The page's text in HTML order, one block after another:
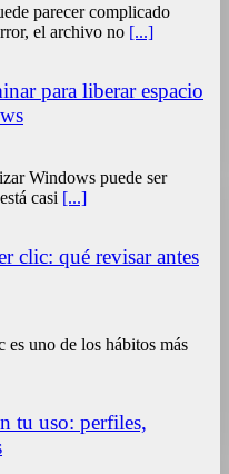
parecer complicado
el archivo no [...]
para liberar espacio
Windows puede ser
casi [...]
clic: qué revisar antes
uno de los hábitos más
tu uso: perfiles,